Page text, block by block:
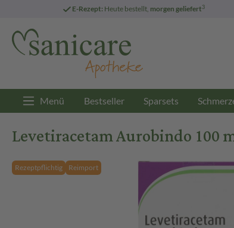
E-Rezept: Heute bestellt, morgen geliefert3
Menü Bestseller Sparsets
Levetiracetam Aurobindo 100
Rezeptpflichtig Reimport